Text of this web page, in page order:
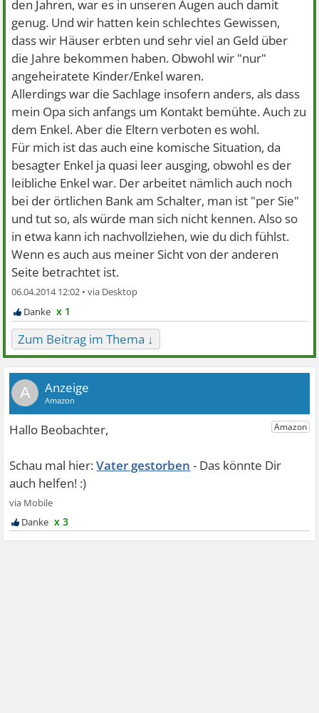
den Jahren, war es in unseren Augen auch damit
genug. Und wir hatten kein schlechtes Gewissen,
dass wir Häuser erbten und sehr viel an Geld über
die Jahre bekommen haben. Obwohl wir "nur"
angeheiratete Kinder/Enkel waren.
Allerdings war die Sachlage insofern anders, als dass
mein Opa sich anfangs um Kontakt bemühte. Auch zu
dem Enkel. Aber die Eltern verboten es wohl.
Für mich ist das auch eine komische Situation, da
besagter Enkel ja quasi leer ausging, obwohl es der
leibliche Enkel war. Der arbeitet nämlich auch noch
bei der örtlichen Bank am Schalter, man ist "per Sie"
und tut so, als würde man sich nicht kennen. Also so
in etwa kann ich nachvollziehen, wie du dich fühlst.
Wenn es auch aus meiner Sicht von der anderen
Seite betrachtet ist.
06.04.2014 12:02 •
x 1
Zum Beitrag im Thema ↓
A
Vater gestorben
x 3